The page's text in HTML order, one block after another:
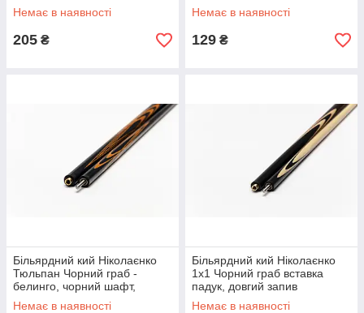
Немає в наявності
205 ₴
Немає в наявності
129 ₴
Більярдний кий Ніколаєнко
Тюльпан Чорний граб -
белинго, чорний шафт,
довгий запив
Немає в наявності
Більярдний кий Ніколаєнко
1х1 Чорний граб вставка
падук, довгий запив
Немає в наявності